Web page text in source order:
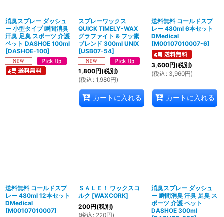
消臭スプレー ダッシュ
ー 小型タイプ 瞬間消臭
汗臭 足臭 スポーツ 介護
ペット DASHOE 100ml
[DASHOE-100]
スプレーワックス
QUICK TIMELY-WAX
グラファイト & フッ素
ブレンド 300ml UNIX
[USB07-54]
1,800円(税別)
(税込 : 1,980円)
カートに入れる
送料無料 コールドスプ
レー 480ml 6本セット
DMedical
[M00107010007-6]
3,600円(税別)
(税込 : 3,960円)
カートに入れる
送料無料 コールドスプ
レー 480ml 12本セット
DMedical
[M00107010007]
ＳＡＬＥ！ ワックスコ
ルク [WAXCORK]
200円(税別)
(税込 : 220円)
消臭スプレー ダッシュ
ー 瞬間消臭 汗臭 足臭 ス
ポーツ 介護 ペット
DASHOE 300ml